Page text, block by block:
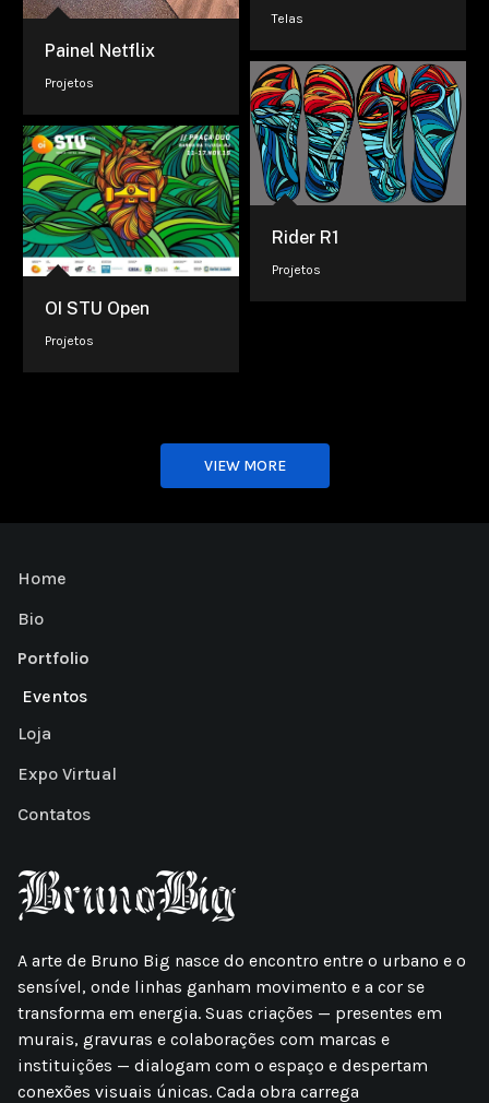
Painel Netflix
Projetos
Telas
Rider R1
Projetos
OI STU Open
Projetos
VIEW MORE
Home
Bio
Portfolio
Eventos
Loja
Expo Virtual
Contatos
A arte de Bruno Big nasce do encontro entre o urbano e o
sensível, onde linhas ganham movimento e a cor se
transforma em energia. Suas criações — presentes em
murais, gravuras e colaborações com marcas e
instituições — dialogam com o espaço e despertam
conexões visuais únicas. Cada obra carrega